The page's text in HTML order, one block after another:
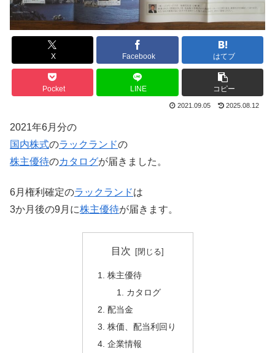
X Facebook はてブ
Pocket LINE コピー
2021.09.05 2025.08.12
2021年6月分の
国内株式のラックランドの
株主優待のカタログが届きました。
6月権利確定のラックランドは
3か月後の9月に株主優待が届きます。
目次
株主優待
カタログ
配当金
株価、配当利回り
企業情報